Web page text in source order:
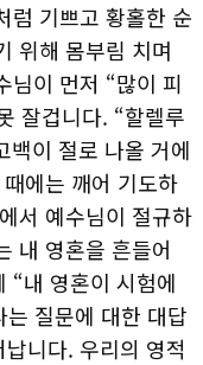
럼 기쁘고 황홀한 순
위해 몸부림 치며
님이 먼저 “많이 피
잘겁니다. “할렐루
백이 절로 나올 거에
에는 깨어 기도하
서 예수님이 절규하
내 영혼을 흔들어
“내 영혼이 시험에
질문에 대한 대답
니다. 우리의 영적